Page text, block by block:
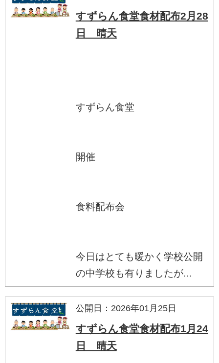
すずらん食堂食材配布2月28
日 晴天
すずらん食堂
開催
食料配布会
今日はとても暖かく学校公開
の中学校も有りましたが...
公開日：2026年01月25日
すずらん食堂食材配布1月24
日 晴天